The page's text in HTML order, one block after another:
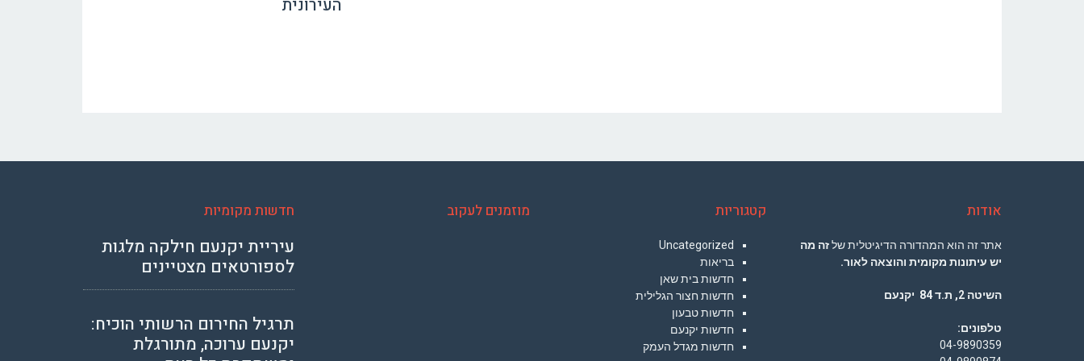
העירונית
אודות
אתר זה הוא המהדורה הדיגיטלית שלזה מה
יש עיתונות מקומית והוצאה לאור.
השיטה 2, ת.ד 84 יקנעם
טלפונים:
04-9890359
קטגוריות
Uncategorized
בריאות
חדשות בית שאן
חדשות חצור הגלילית
חדשות טבעון
חדשות יקנעם
חדשות מגדל העמק
מוזמנים לעקוב חדשות מקומיות
עיריית יקנעם חילקה מלגות
לספורטאים מצטיינים
תרגיל החירום הרשותי הוכיח:
יקנעם ערוכה, מתורגלת